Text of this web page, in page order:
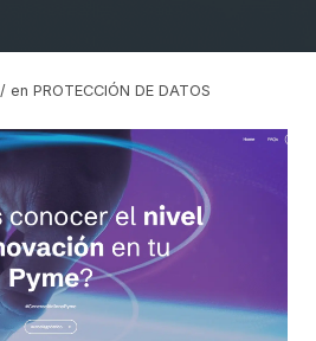
/ enPROTECCIÓN DE DATOS